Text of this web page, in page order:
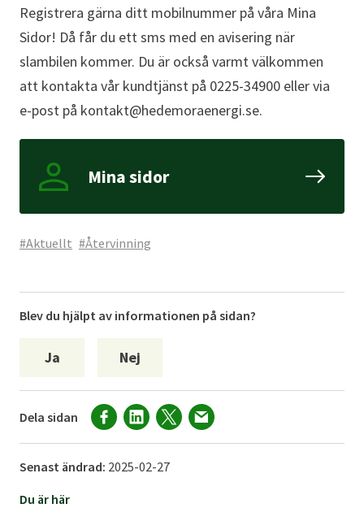
Registrera gärna ditt mobilnummer på våra Mina
Sidor! Då får du ett sms med en avisering när
slambilen kommer. Du är också varmt välkommen
att kontakta vår kundtjänst på 0225-34900 eller via
e-post på kontakt@hedemoraenergi.se.
Mina sidor
#Aktuellt #Återvinning
Blev du hjälpt av informationen på sidan?
Ja Nej
Dela sidan
Senast ändrad: 2025-02-27
Du är här